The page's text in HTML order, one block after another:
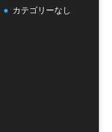
カテゴリーなし